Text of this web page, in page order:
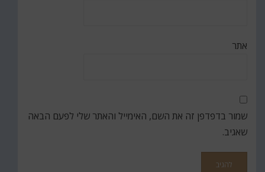
אתר
שמור בדפדפן זה את השם, האימייל והאתר שלי לפעם הבאה
שאגיב.